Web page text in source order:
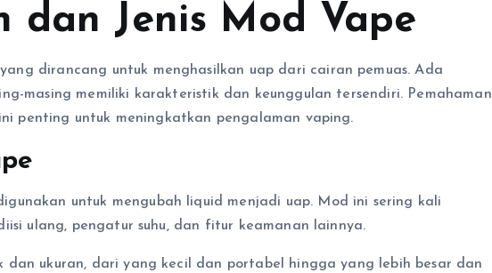
dan Jenis Mod Vape
dirancang untuk menghasilkan uap dari cairan pemuas. Ada
masing memiliki karakteristik dan keunggulan tersendiri. Pemahaman
penting untuk meningkatkan pengalaman vaping.
untuk mengubah liquid menjadi uap. Mod ini sering kali
ulang, pengatur suhu, dan fitur keamanan lainnya.
dan ukuran, dari yang kecil dan portabel hingga yang lebih besar dan